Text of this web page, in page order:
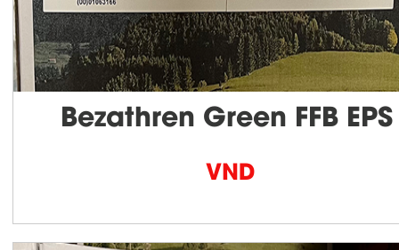
Bezathren Green FFB EPS
VND